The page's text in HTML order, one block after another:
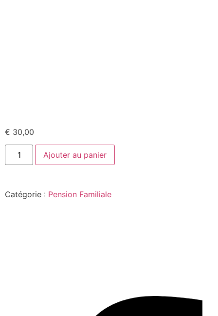
€ 30,00
Ajouter au panier
Catégorie : Pension Familiale